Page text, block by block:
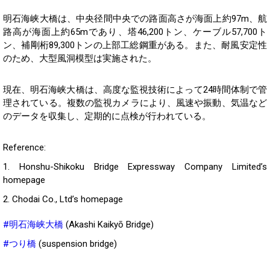
明石海峡大橋は、中央径間中央での路面高さが海面上約97m、航
路高が海面上約65mであり、塔46,200トン、ケーブル57,700ト
ン、補剛桁89,300トンの上部工総鋼重がある。また、耐風安定性
のため、大型風洞模型は実施された。
現在、明石海峡大橋は、高度な監視技術によって24時間体制で管
理されている。複数の監視カメラにより、風速や振動、気温など
のデータを収集し、定期的に点検が行われている。
Reference:
1. Honshu-Shikoku Bridge Expressway Company Limited’s
homepage
2. Chodai Co., Ltd’s homepage
#明石海峡大橋 (Akashi Kaikyō Bridge)
#つり橋 (suspension bridge)